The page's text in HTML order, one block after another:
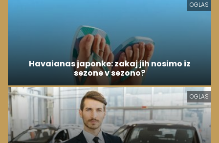
OGLAS
Havaianas japonke: zakaj jih nosimo iz
sezone v sezono?
OGLAS